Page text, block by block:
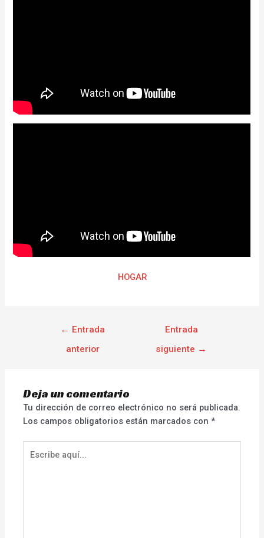
HOGAR
← Entrada
anterior
Entrada
siguiente →
Deja un comentario
Tu dirección de correo electrónico no será publicada.
Los campos obligatorios están marcados con*
aquí...